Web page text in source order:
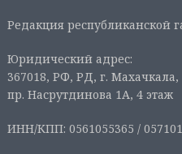
Редакция республиканской
Юридический адрес:
367018, РФ, РД, г. Махачкала,
пр. Насрутдинова 1А, 4 этаж
ИНН/КПП: 0561055365 /